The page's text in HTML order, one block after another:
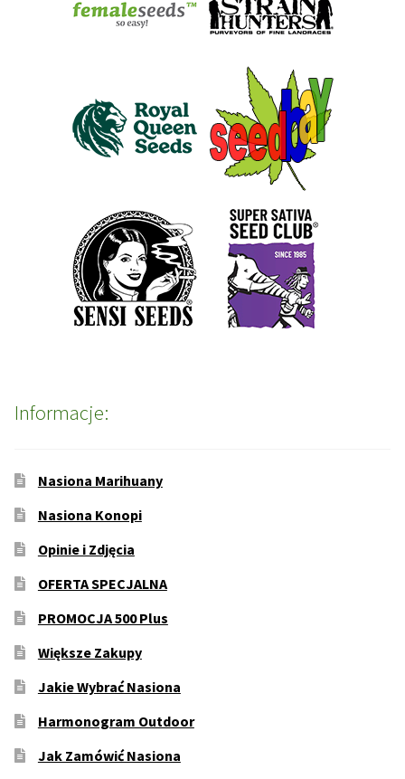
Informacje:
Nasiona Marihuany
Nasiona Konopi
Opinie i Zdjęcia
OFERTA SPECJALNA
PROMOCJA 500 Plus
Większe Zakupy
Jakie Wybrać Nasiona
Harmonogram Outdoor
Jak Zamówić Nasiona